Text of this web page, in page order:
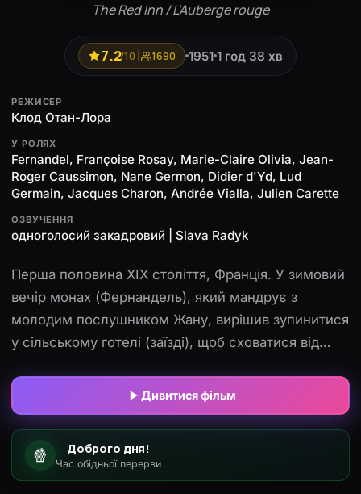
The Red Inn / L'Auberge rouge
7.2/10 1690 1951 1 год 38 хв
РЕЖИСЕР
Клод Отан-Лора
У РОЛЯХ
Fernandel, Françoise Rosay, Marie-Claire Olivia, Jean-
Roger Caussimon, Nane Germon, Didier d'Yd, Lud
Germain, Jacques Charon, Andrée Vialla, Julien Carette
ОЗВУЧЕННЯ
одноголосий закадровий | Slava Radyk
Перша половина ХІХ століття, Франція. У зимовий
вечір монах (Фернандель), який мандрує з
молодим послушником Жану, вирішив зупинитися
у сільському готелі (заїзді), щоб сховатися від
пасажири поламаного диліжансу. Уся компанія
збирається вечеряти. Дружина власника готелю
Марі вирішує скористатися з присутності
священика і хоче висповідатися. Під час сповіді
вражений монах довідується, яка смертельна
Дивитися фільм
🍿 Доброго дня!
Час обідньої перерви